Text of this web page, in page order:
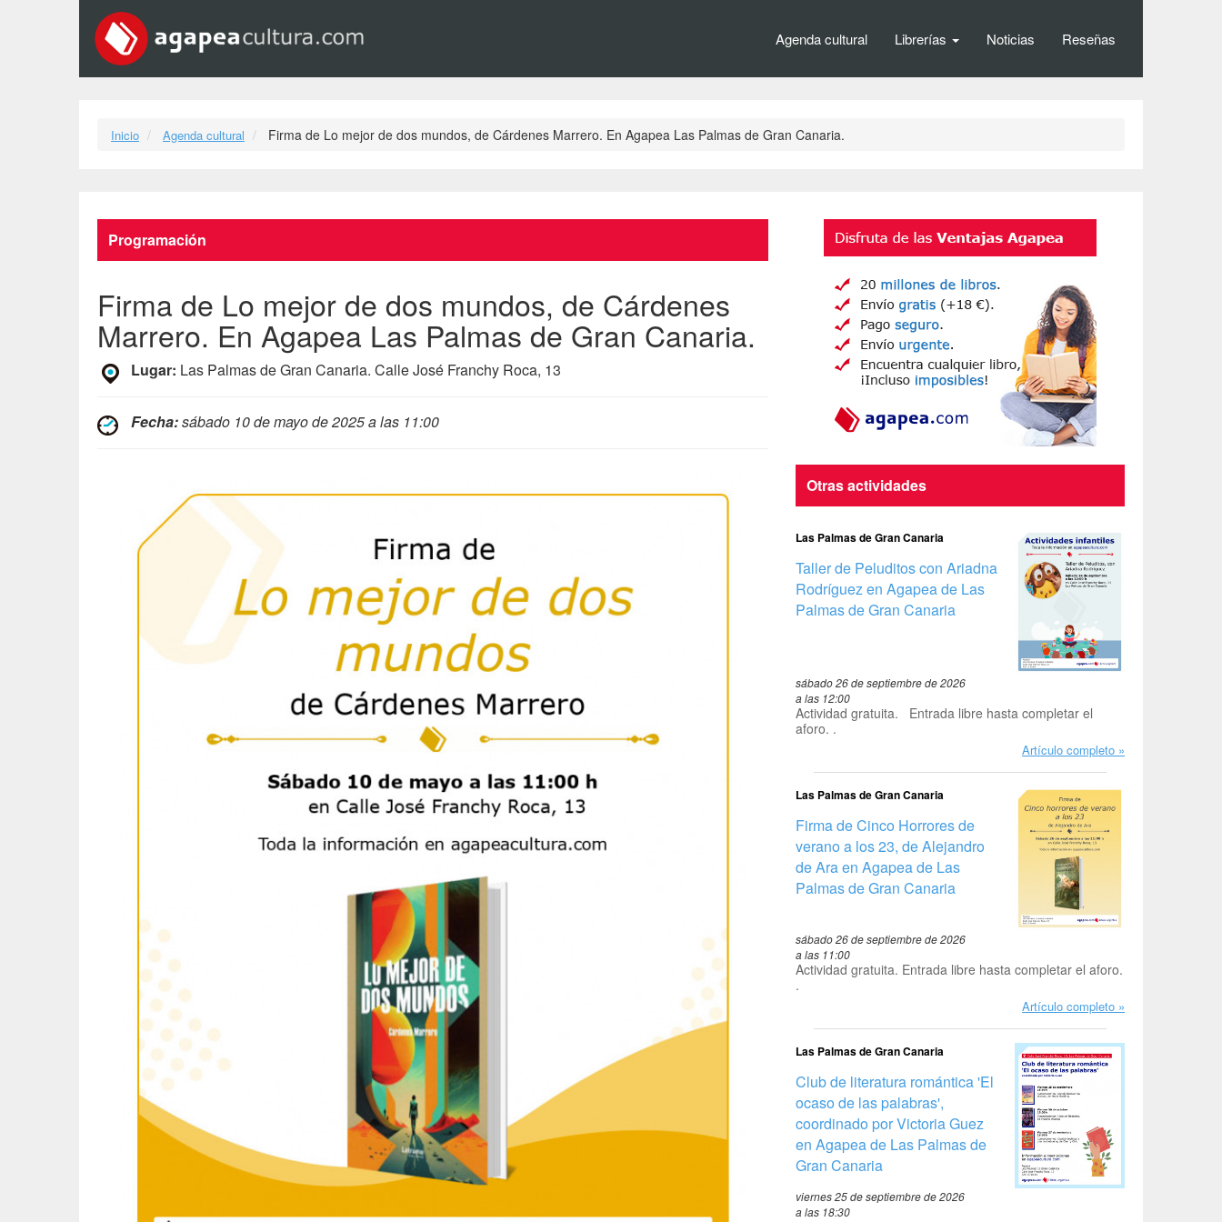
Agenda cultural Librerías Noticias Reseñas
Inicio Agenda cultural Firma de Lo mejor de dos mundos, de Cárdenes Marrero. En Agapea Las Palmas de Gran Canaria.
Programación
Firma de Lo mejor de dos mundos, de Cárdenes
Marrero. En Agapea Las Palmas de Gran Canaria.
Lugar: Las Palmas de Gran Canaria. Calle José Franchy Roca, 13
Fecha:sábado 10 de mayo de 2025 a las 11:00
Otras actividades
Las Palmas de Gran Canaria
Taller de Peluditos con Ariadna
Rodríguez en Agapea de Las
Palmas de Gran Canaria
sábado 26 de septiembre de 2026
a las 12:00
Actividad gratuita. Entrada libre hasta completar el
aforo. .
Artículo completo
Las Palmas de Gran Canaria
Firma de Cinco Horrores de
verano a los 23, de Alejandro
de Ara en Agapea de Las
Palmas de Gran Canaria
sábado 26 de septiembre de 2026
a las 11:00
Actividad gratuita. Entrada libre hasta completar el aforo.
.
Artículo completo
Las Palmas de Gran Canaria
Club de literatura romántica 'El
ocaso de las palabras',
coordinado por Victoria Guez
en Agapea de Las Palmas de
Gran Canaria
viernes 25 de septiembre de 2026
a las 18:30